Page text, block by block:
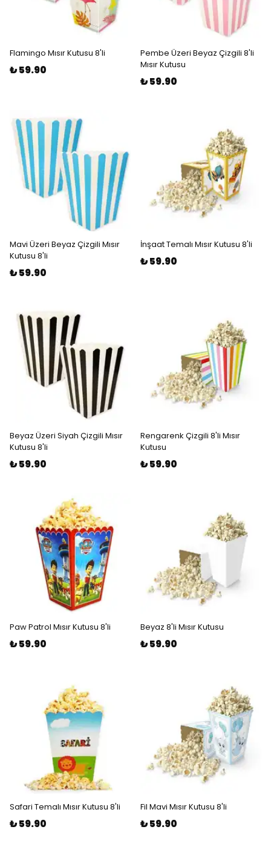
Flamingo Mısır Kutusu 8'li
₺ 59.90
Pembe Üzeri Beyaz Çizgili 8'li
Mısır Kutusu
₺ 59.90
Mavi Üzeri Beyaz Çizgili Mısır
Kutusu 8'li
₺ 59.90
İnşaat Temalı Mısır Kutusu 8'li
₺ 59.90
Beyaz Üzeri Siyah Çizgili Mısır
Kutusu 8'li
₺ 59.90
Rengarenk Çizgili 8'li Mısır
Kutusu
₺ 59.90
Paw Patrol Mısır Kutusu 8'li
₺ 59.90
Beyaz 8'li Mısır Kutusu
₺ 59.90
Safari Temalı Mısır Kutusu 8'li
₺ 59.90
Fil Mavi Mısır Kutusu 8'li
₺ 59.90